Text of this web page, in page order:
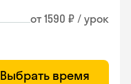
от 1590 ₽ / урок
Выбрать время